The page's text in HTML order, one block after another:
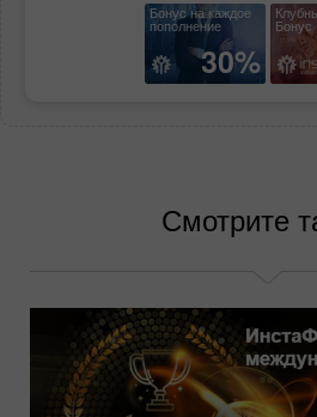
Бонус на каждое
пополнение
30%
Бонус
Смотрите